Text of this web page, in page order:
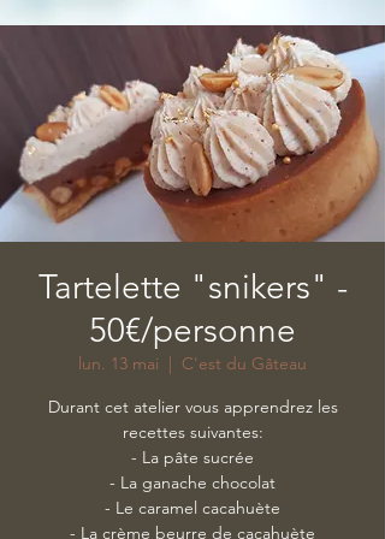
Tartelette "snikers" -
50€/personne
lun. 13 mai
  |
C'est du Gâteau
Durant cet atelier vous apprendrez les
recettes suivantes:
- La pâte sucrée
- La ganache chocolat
- Le caramel cacahuète
- La crème beurre de cacahuète